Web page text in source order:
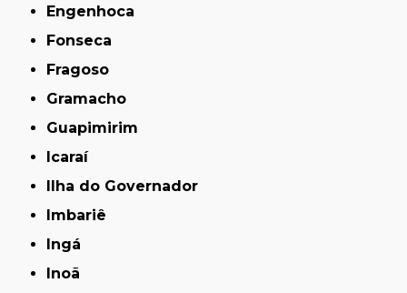
Engenhoca
Fonseca
Fragoso
Gramacho
Guapimirim
Icaraí
Ilha do Governador
Imbariê
Ingá
Inoã